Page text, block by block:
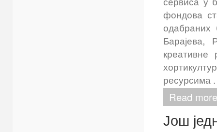
фондова
Барајева,
ресурсима .
Read
Још